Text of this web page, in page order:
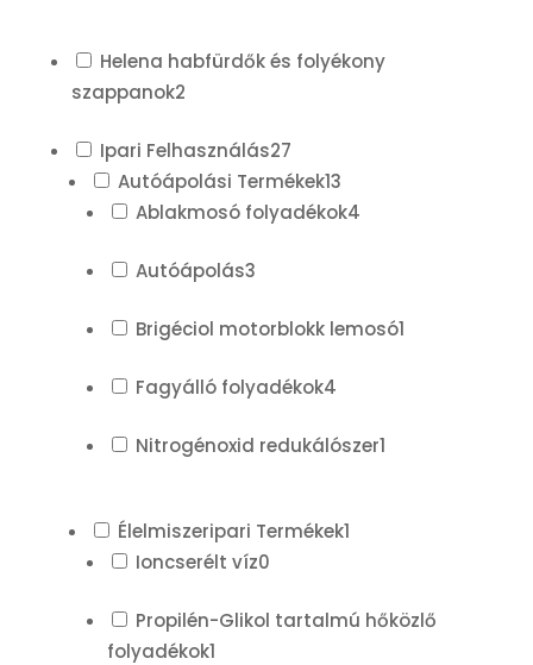
Helena habfürdők és folyékony
szappanok2
Ipari Felhasználás27
Autóápolási Termékek13
Ablakmosó folyadékok4
Autóápolás3
Brigéciol motorblokk lemosó1
Fagyálló folyadékok4
Nitrogénoxid redukálószer1
Élelmiszeripari Termékek1
Ioncserélt víz0
Propilén-Glikol tartalmú hőközlő
folyadékok1